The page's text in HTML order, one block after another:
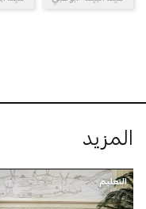
المزيد
التعليم